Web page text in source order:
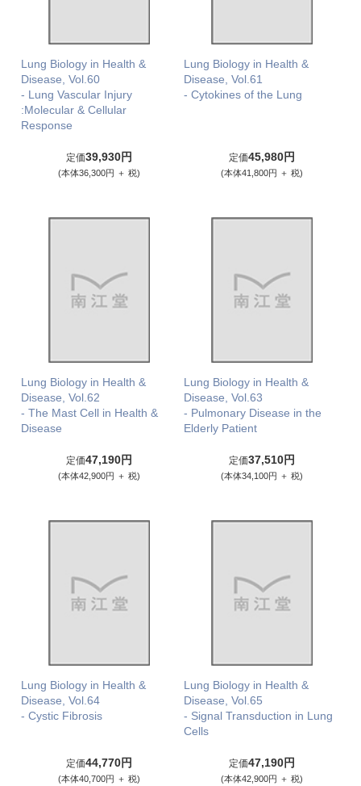
Lung Biology in Health &
Disease, Vol.60
- Lung Vascular Injury
:Molecular & Cellular
Response
定価39,930円
(本体36,300円 ＋ 税)
Lung Biology in Health &
Disease, Vol.61
- Cytokines of the Lung
定価45,980円
(本体41,800円 ＋ 税)
Lung Biology in Health &
Disease, Vol.62
- The Mast Cell in Health &
Disease
定価47,190円
(本体42,900円 ＋ 税)
Lung Biology in Health &
Disease, Vol.63
- Pulmonary Disease in the
Elderly Patient
定価37,510円
(本体34,100円 ＋ 税)
Lung Biology in Health &
Disease, Vol.64
- Cystic Fibrosis
定価44,770円
(本体40,700円 ＋ 税)
Lung Biology in Health &
Disease, Vol.65
- Signal Transduction in Lung
Cells
定価47,190円
(本体42,900円 ＋ 税)